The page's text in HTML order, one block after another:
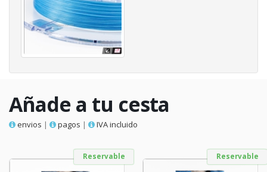
Añade a tu cesta
envios | pagos | IVA incluido
Reservable Reservable